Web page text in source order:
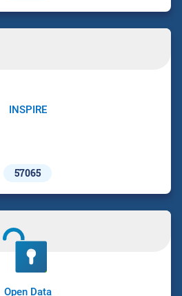
INSPIRE
57065
Open Data